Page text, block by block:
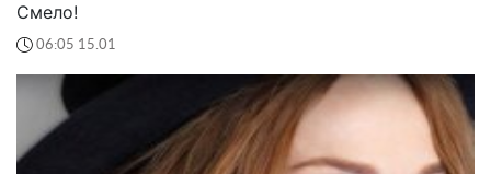
Смело!
06:05 15.01